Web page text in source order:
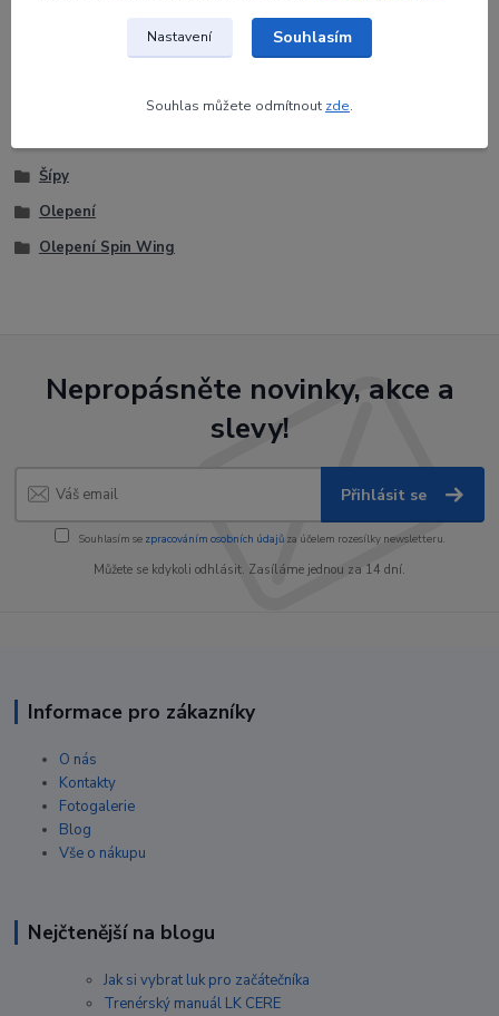
fialová
Šípy
Olepení
Olepení Spin Wing
Nepropásněte novinky, akce a
slevy!
Přihlásit se
Souhlasím se zpracováním osobních údajůza účelem rozesílky newsletteru.
Můžete se kdykoli odhlásit. Zasíláme jednou za 14 dní.
Informace pro zákazníky
O nás
Kontakty
Fotogalerie
Blog
Vše o nákupu
Nejčtenější na blogu
Jak si vybrat luk pro začátečníka
Trenérský manuál LK CERE
Nastavení Souhlasím
Souhlas můžete odmítnout zde.